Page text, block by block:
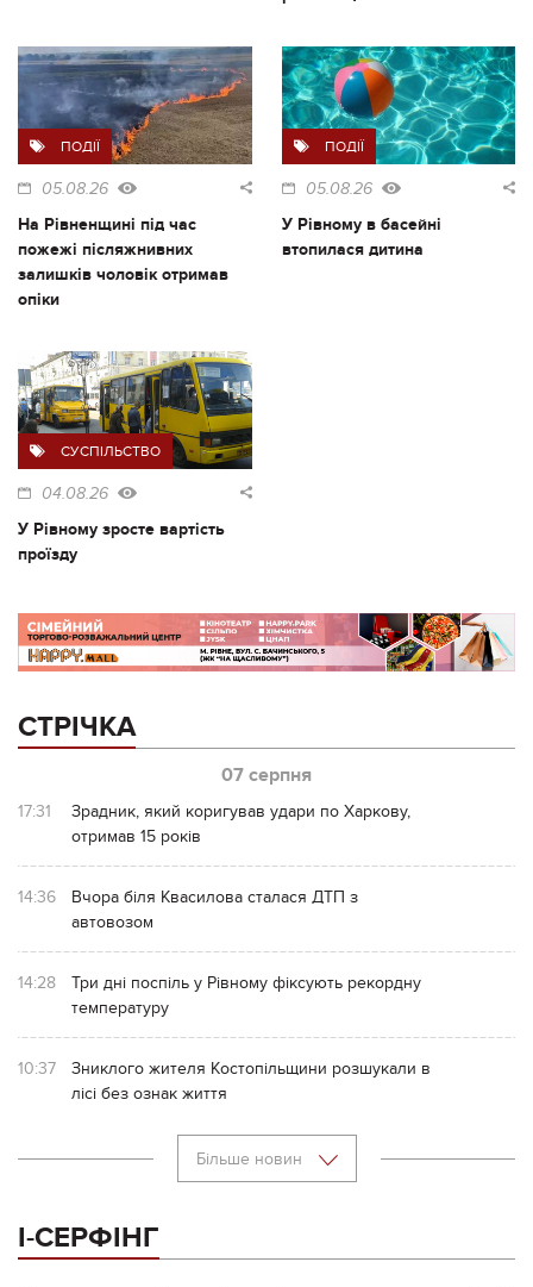
ПОДІЇ
05.08.26
На Рівненщині під час
пожежі післяжнивних
залишків чоловік отримав
опіки
ПОДІЇ
05.08.26
У Рівному в басейні
втопилася дитина
СУСПІЛЬСТВО
04.08.26
У Рівному зросте вартість
проїзду
СТРІЧКА
07 серпня
17:31
Зрадник, який коригував удари по Харкову,
отримав 15 років
14:36
Вчора біля Квасилова сталася ДТП з
автовозом
14:28
Три дні поспіль у Рівному фіксують рекордну
температуру
10:37
Зниклого жителя Костопільщини розшукали в
лісі без ознак життя
Більше новин
І-СЕРФІНГ